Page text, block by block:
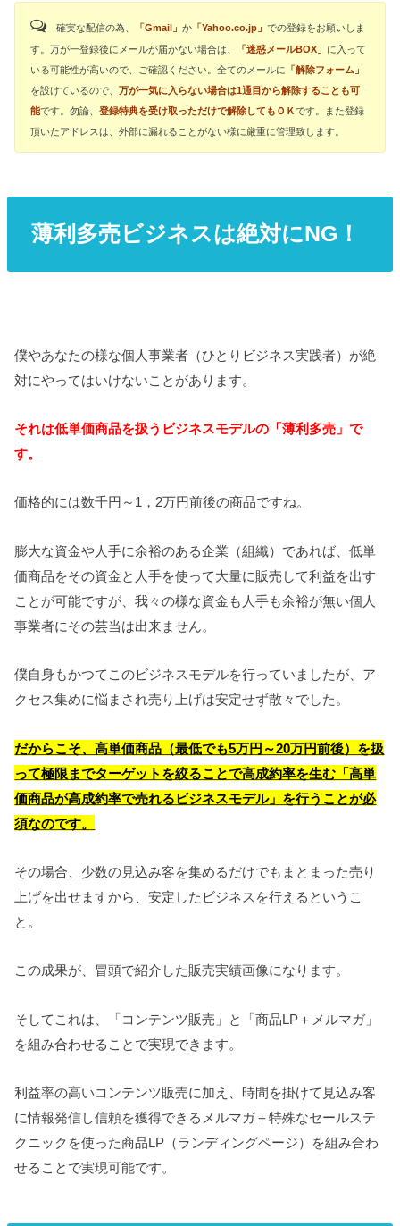
確実な配信の為、 「Gmail」 か「Yahoo.co.jp」 での登録をお願いしま
す。万が一登録後にメールが届かない場合は、
「迷惑メールBOX」 に入って
いる可能性が高いので、ご確認ください。全てのメールに 「解除フォーム」
を設けているので、万が一気に入らない場合は1通目から解除することも可
能です。勿論、登録特典を受け取っただけで解除してもＯＫです。また登録
頂いたアドレスは、外部に漏れることがない様に厳重に管理致します。
薄利多売ビジネスは絶対にNG！
僕やあなたの様な個人事業者（ひとりビジネス実践者）が絶
対にやってはいけないことがあります。
それは低単価商品を扱うビジネスモデルの「薄利多売」で
す。
価格的には数千円～1，2万円前後の商品ですね。
膨大な資金や人手に余裕のある企業（組織）であれば、低単
価商品をその資金と人手を使って大量に販売して利益を出す
ことが可能ですが、我々の様な資金も人手も余裕が無い個人
事業者にその芸当は出来ません。
僕自身もかつてこのビジネスモデルを行っていましたが、ア
クセス集めに悩まされ売り上げは安定せず散々でした。
だからこそ、高単価商品（最低でも5万円～20万円前後）を扱
って極限までターゲットを絞ることで高成約率を生む「高単
価商品が高成約率で売れるビジネスモデル」を行うことが必
須なのです。
その場合、少数の見込み客を集めるだけでもまとまった売り
上げを出せますから、安定したビジネスを行えるというこ
と。
この成果が、冒頭で紹介した販売実績画像になります。
そしてこれは、「コンテンツ販売」と「商品LP＋メルマガ」
を組み合わせることで実現できます。
利益率の高いコンテンツ販売に加え、時間を掛けて見込み客
に情報発信し信頼を獲得できるメルマガ＋特殊なセールステ
クニックを使った商品LP（ランディングページ）を組み合わ
せることで実現可能です。